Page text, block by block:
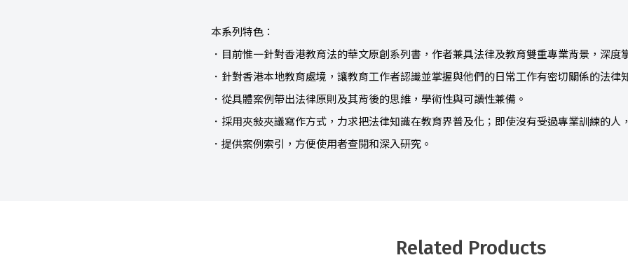
本系列特色：
．目前惟一針對香港教育法的華文原創系列書，作者兼具法律及教育雙重專業背景，深度
．針對香港本地教育處境，讓教育工作者認識並掌握與他們的日常工作有密切關係的法律
．從具體案例帶出法律原則及其背後的思維，學術性與可讀性兼備。
．採用夾敍夾議寫作方式，力求把法律知識在教育界普及化；即使沒有受過專業訓練的
．提供案例索引，方便使用者查閱和深入研究。
Related Products